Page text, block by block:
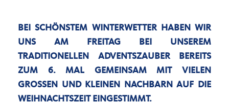
BEI SCHÖNSTEM WINTERWETTER HABEN WIR
UNS AM FREITAG BEI UNSEREM
TRADITIONELLEN ADVENTSZAUBER BEREITS
ZUM 6. MAL GEMEINSAM MIT VIELEN
GROSSEN UND KLEINEN NACHBARN AUF DIE W
EIHNACHTSZEIT EINGESTIMMT.